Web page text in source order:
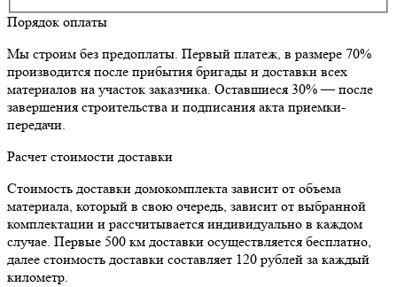
Порядок оплаты
Мы строим без предоплаты. Первый платеж, в размере 70%
производится после прибытия бригады и доставки всех
материалов на участок заказчика. Оставшиеся 30% — после
завершения строительства и подписания акта приемки-
передачи.
Расчет стоимости доставки
Стоимость доставки домокомплекта зависит от объема
материала, который в свою очередь, зависит от выбранной
комплектации и рассчитывается индивидуально в каждом
случае. Первые 500 км доставки осуществляется бесплатно,
далее стоимость доставки составляет 120 рублей за каждый
километр.